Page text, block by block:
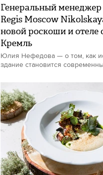
Генеральный менеджер
Regis Moscow
новой роскоши и отеле
Кремль
Юлия Нефедова — о том, как
здание становится